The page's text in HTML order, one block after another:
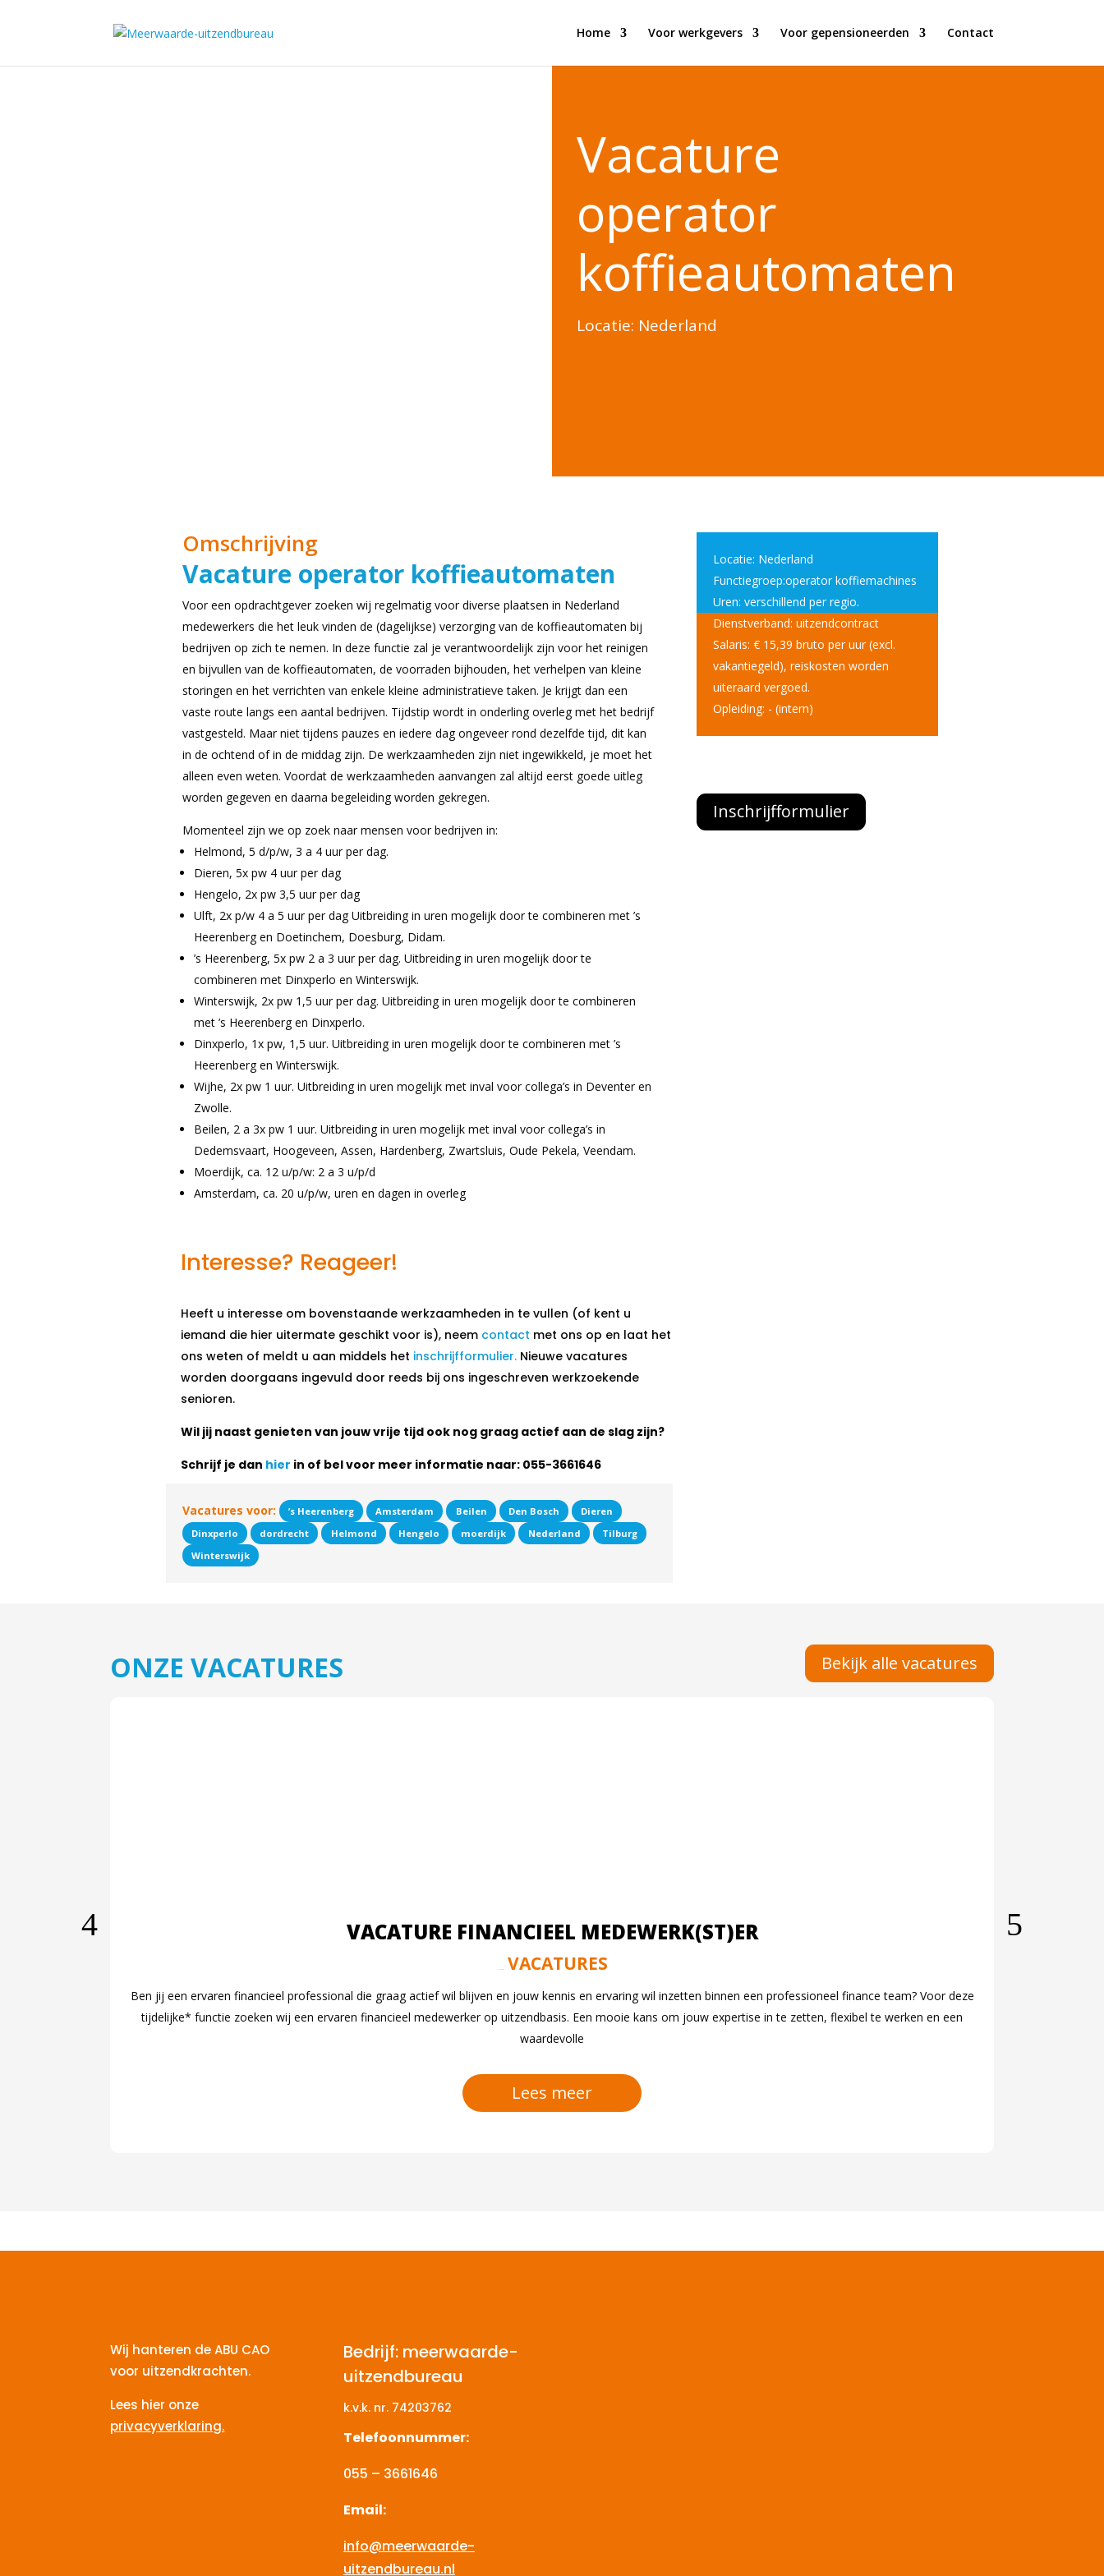
Home Voor werkgevers Voor gepensioneerden Contact
Vacature
operator
koffieautomaten
Locatie: Nederland
Omschrijving
Vacature operator koffieautomaten
Voor een opdrachtgever zoeken wij regelmatig voor diverse plaatsen in Nederland
medewerkers die het leuk vinden de (dagelijkse) verzorging van de koffieautomaten bij
bedrijven op zich te nemen. In deze functie zal je verantwoordelijk zijn voor het reinigen
en bijvullen van de koffieautomaten, de voorraden bijhouden, het verhelpen van kleine
storingen en het verrichten van enkele kleine administratieve taken. Je krijgt dan een
vaste route langs een aantal bedrijven. Tijdstip wordt in onderling overleg met het bedrijf
vastgesteld. Maar niet tijdens pauzes en iedere dag ongeveer rond dezelfde tijd, dit kan
in de ochtend of in de middag zijn. De werkzaamheden zijn niet ingewikkeld, je moet het
alleen even weten. Voordat de werkzaamheden aanvangen zal altijd eerst goede uitleg
worden gegeven en daarna begeleiding worden gekregen.
Momenteel zijn we op zoek naar mensen voor bedrijven in:
Helmond, 5 d/p/w, 3 a 4 uur per dag.
Dieren, 5x pw 4 uur per dag
Hengelo, 2x pw 3,5 uur per dag
Ulft, 2x p/w 4 a 5 uur per dag Uitbreiding in uren mogelijk door te combineren met ’s
Heerenberg en Doetinchem, Doesburg, Didam.
’s Heerenberg, 5x pw 2 a 3 uur per dag. Uitbreiding in uren mogelijk door te
combineren met Dinxperlo en Winterswijk.
Winterswijk, 2x pw 1,5 uur per dag. Uitbreiding in uren mogelijk door te combineren
met ’s Heerenberg en Dinxperlo.
Dinxperlo, 1x pw, 1,5 uur. Uitbreiding in uren mogelijk door te combineren met ’s
Heerenberg en Winterswijk.
Wijhe, 2x pw 1 uur. Uitbreiding in uren mogelijk met inval voor collega’s in Deventer en
Zwolle.
Beilen, 2 a 3x pw 1 uur. Uitbreiding in uren mogelijk met inval voor collega’s in
Dedemsvaart, Hoogeveen, Assen, Hardenberg, Zwartsluis, Oude Pekela, Veendam.
Moerdijk, ca. 12 u/p/w: 2 a 3 u/p/d
Amsterdam, ca. 20 u/p/w, uren en dagen in overleg
Interesse? Reageer!
Heeft u interesse om bovenstaande werkzaamheden in te vullen (of kent u
iemand die hier uitermate geschikt voor is), neem contact met ons op en laat het
ons weten of meldt u aan middels het inschrijfformulier. Nieuwe vacatures
worden doorgaans ingevuld door reeds bij ons ingeschreven werkzoekende
senioren.
Wil jij naast genieten van jouw vrije tijd ook nog graag actief aan de slag zijn?
Schrijf je dan hier in of bel voor meer informatie naar: 055-3661646
Vacatures voor: ’s Heerenberg Amsterdam Beilen Den Bosch
Dieren
Dinxperlo
dordrecht Helmond Hengelo moerdijk Nederland
Tilburg
Winterswijk
Locatie: Nederland
Functiegroep:operator koffiemachines
Uren: verschillend per regio.
Dienstverband: uitzendcontract
Salaris: € 15,39 bruto per uur (excl.
vakantiegeld), reiskosten worden
uiteraard vergoed.
Opleiding: - (intern)
Inschrijfformulier
ONZE VACATURES Bekijk alle vacatures
VACATURE FINANCIEEL MEDEWERK(ST)ER
VACATURES
Ben jij een ervaren financieel professional die graag actief wil blijven en jouw kennis en ervaring wil inzetten binnen een professioneel finance team? Voor deze
tijdelijke* functie zoeken wij een ervaren financieel medewerker op uitzendbasis. Een mooie kans om jouw expertise in te zetten, flexibel te werken en een
waardevolle
Lees meer
Wij hanteren de ABU CAO
voor uitzendkrachten.
Lees hier onze
privacyverklaring.
Bedrijf: meerwaarde-
uitzendbureau
k.v.k. nr.74203762
Telefoonnummer:
055 – 3661646
Email:
info@meerwaarde-
uitzendbureau.nl